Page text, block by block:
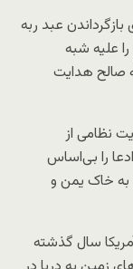
عبد ربه
علیه شبه
صالح هدایت
نظامی از
را بی‌اساس
به خاک یمن و
سال گذشته